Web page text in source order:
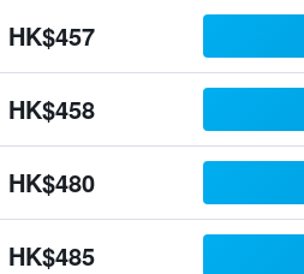
HK$457
HK$458
HK$480
HK$485